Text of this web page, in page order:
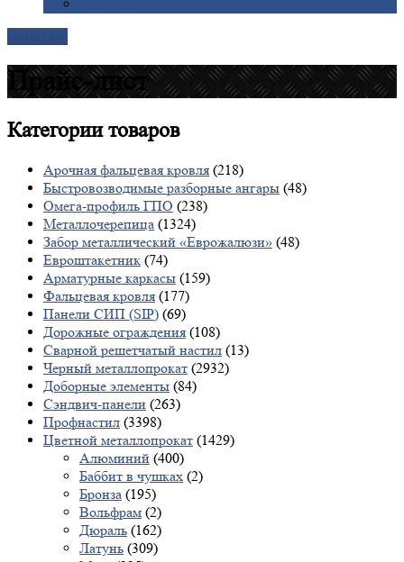
Прайс-лист
Категориитоваров
Арочная фальцевая кровля (218)
Быстровозводимые разборные ангары (48)
Омега-профиль ГПО (238)
Металлочерепица (1324)
Забор металлический «Еврожалюзи» (48)
Евроштакетник (74)
Арматурные каркасы (159)
Фальцевая кровля (177)
Панели СИП (SIP) (69)
Дорожные ограждения (108)
Сварной решетчатый настил (13)
Черный металлопрокат (2932)
Доборные элементы (84)
Сэндвич-панели (263)
Профнастил (3398)
Цветной металлопрокат (1429)
Алюминий (400)
Баббит в чушках (2)
Бронза (195)
Вольфрам (2)
Дюраль (162)
Латунь (309)